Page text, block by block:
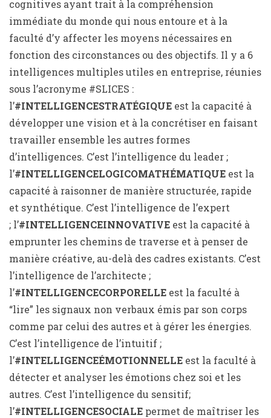
cognitives ayant trait à la compréhension
immédiate du monde qui nous entoure et à la
faculté d’y affecter les moyens nécessaires en
fonction des circonstances ou des objectifs. Il y a 6
intelligences multiples utiles en entreprise, réunies
sous l’acronyme #SLICES :
l’#INTELLIGENCESTRATÉGIQUE est la capacité à
développer une vision et à la concrétiser en faisant
travailler ensemble les autres formes
d’intelligences. C’est l’intelligence du leader ;
l’#INTELLIGENCELOGICOMATHÉMATIQUE est la
capacité à raisonner de manière structurée, rapide
et synthétique. C’est l’intelligence de l’expert
; l’#INTELLIGENCEINNOVATIVE est la capacité à
emprunter les chemins de traverse et à penser de
manière créative, au-delà des cadres existants. C’est
l’intelligence de l’architecte ;
l’#INTELLIGENCECORPORELLE est la faculté à
“lire” les signaux non verbaux émis par son corps
comme par celui des autres et à gérer les énergies.
C’est l’intelligence de l’intuitif ;
l’#INTELLIGENCEÉMOTIONNELLE est la faculté à
détecter et analyser les émotions chez soi et les
autres. C’est l’intelligence du sensitif;
l’#INTELLIGENCESOCIALE permet de maîtriser les